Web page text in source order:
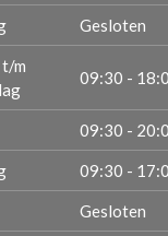
Gesloten
m
09:30 -
09:30 -
09:30 -
Gesloten